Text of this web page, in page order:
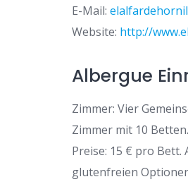
E-Mail:
Website: http://
Albergue
Zimmer: Vier
Zimmer mit 10 Betten.
Preise: 15 € pro Bett.
glutenfreien